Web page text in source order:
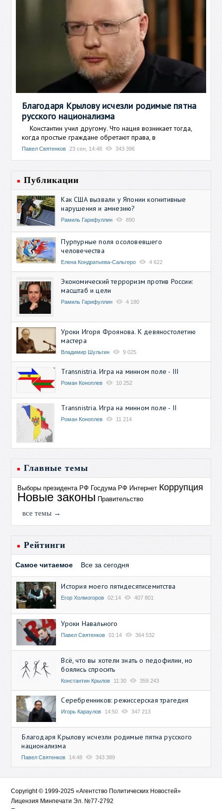
Благодаря Крылову исчезли родимые пятна
русского национализма
Константин учил другому. Что нация возникает тогда,
когда простые граждане обретают права, в
Павел Святенков 23 сен, 14:48 343 396
Публикации
Как США вызвали у Японии когнитивные
нарушения и амнезию?
Рамиль Гарифуллин 890
Пурпурные поля осоловевшего
человечества
Елена Кондратьева-Сальгеро 4 622
Экономический терроризм против России:
масштаб и цели
Рамиль Гарифуллин 4 180
Уроки Игоря Фроянова. К девяностолетию
мастера
Владимир Шульгин 9 025
Transnistria. Игра на минном поле - III
Роман Коноплев 10 252
Transnistria. Игра на минном поле - II
Роман Коноплев 11 214
Главные темы
Выборы президента РФ Госдума РФ Интернет Коррупция
Новые законы Правительство
все темы →
Рейтинги
Самое читаемое Все за сегодня
История моего пятидесятисемитства
Егор Холмогоров 02:14 407 801
Уроки Навального
Павел Святенков 01:14 364 532
Всё, что вы хотели знать о педофилии, но
боялись спросить
Константин Крылов 11:30 359 243
Серебренников: режиссерская трагедия
Игорь Караулов 14:50 347 213
Благодаря Крылову исчезли родимые пятна русского
национализма
Павел Святенков 14:48 343 389
Copyright © 1999-2025 «Агентство Политических Новостей»
Лицензия Минпечати Эл. №77-2792